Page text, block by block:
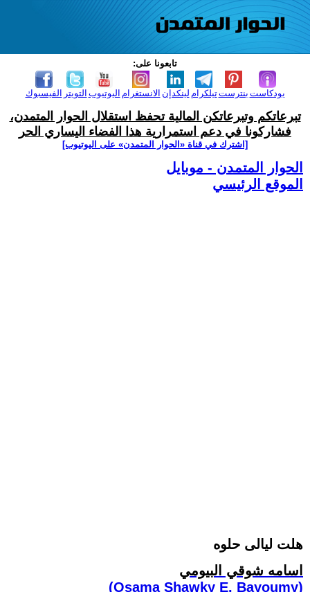
تابعونا على:
الفيسبوك التويتر اليوتيوب الانستغرام لينكدإن تيلكرامبنترست بودكاست
تبرعاتكم وتبرعاتكن المالية تحفظ استقلال الحوار المتمدن،
فشاركونا في دعم استمرارية هذا الفضاء اليساري الحر
[اشترك في قناة ‫«الحوار المتمدن» على اليوتيوب]
الحوار المتمدن - موبايل
الموقع الرئيسي
هلت ليالى حلوه
اسامه شوقي البيومي
(Osama Shawky E. Bayoumy)